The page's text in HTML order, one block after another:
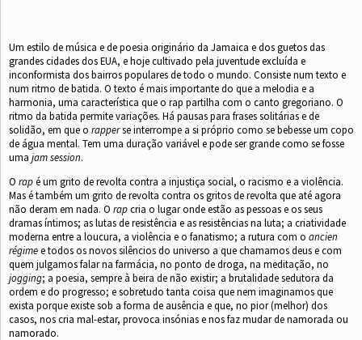
Um estilo de música e de poesia originário da Jamaica e dos guetos das
grandes cidades dos EUA, e hoje cultivado pela juventude excluída e
inconformista dos bairros populares de todo o mundo. Consiste num texto e
num ritmo de batida. O texto é mais importante do que a melodia e a
harmonia, uma característica que o rap partilha com o canto gregoriano. O
ritmo da batida permite variações. Há pausas para frases solitárias e de
solidão, em que o rapperse interrompe a si próprio como se bebesse um copo
de água mental. Tem uma duração variável e pode ser grande como se fosse
uma jam session.
O rapé um grito de revolta contra a injustiça social, o racismo e a violência.
Mas é também um grito de revolta contra os gritos de revolta que até agora
não deram em nada. O rapcria o lugar onde estão as pessoas e os seus
dramas íntimos; as lutas de resistência e as resistências na luta; a criatividade
moderna entre a loucura, a violência e o fanatismo; a rutura com o ancien
régimee todos os novos silêncios do universo a que chamamos deus e com
quem julgamos falar na farmácia, no ponto de droga, na meditação, no
jogging; a poesia, sempre à beira de não existir; a brutalidade sedutora da
ordem e do progresso; e sobretudo tanta coisa que nem imaginamos que
exista porque existe sob a forma de ausência e que, no pior (melhor) dos
casos, nos cria mal-estar, provoca insónias e nos faz mudar de namorada ou
namorado.